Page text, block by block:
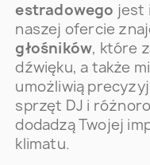
estradowego jest
naszej ofercie
głośników, które
dźwięku, a także
umożliwią
sprzęt DJ i
dodadzą Twojej
klimatu.